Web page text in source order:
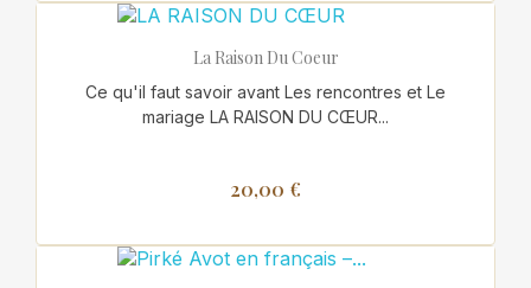
La Raison Du Coeur
Ce qu'il faut savoir avant Les rencontres et Le
mariage LA RAISON DU CŒUR...
20,00 €